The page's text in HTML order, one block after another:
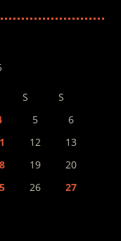
S
S
5
6
12
13
19
20
26
27